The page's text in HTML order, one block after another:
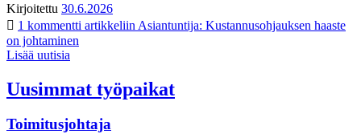
Kirjoitettu 30.6.2026
1 kommentti artikkeliin Asiantuntija: Kustannusohjauksen haaste
on johtaminen
Lisää uutisia
Uusimmat työpaikat
Toimitusjohtaja